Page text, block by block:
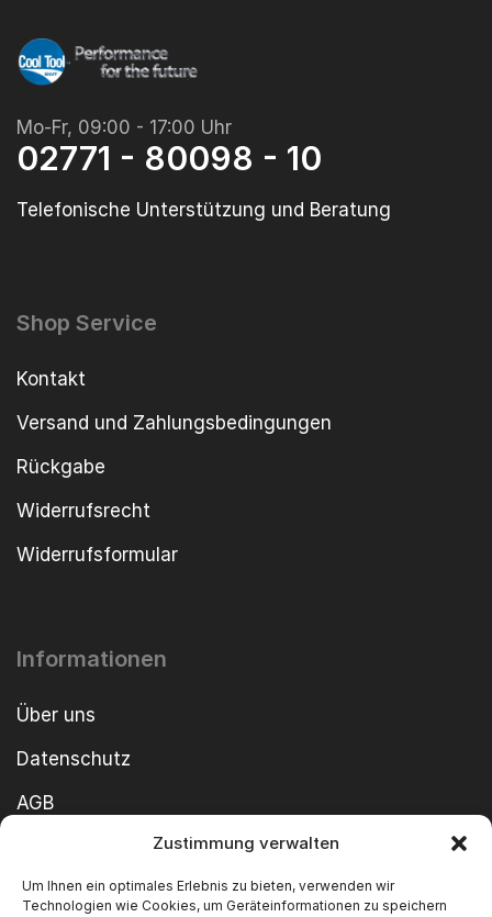
Zustimmung verwalten
Um Ihnen ein optimales Erlebnis zu bieten, verwenden wir
Technologien wie Cookies, um Geräteinformationen zu speichern
Mo-Fr, 09:00 - 17:00 Uhr
02771 - 80098 - 10
Telefonische Unterstützung und Beratung
Shop Service
Kontakt
Versand und Zahlungsbedingungen
Rückgabe
Widerrufsrecht
Widerrufsformular
Informationen
Über uns
Datenschutz
AGB
Cookie-Richtlinie
Impressum